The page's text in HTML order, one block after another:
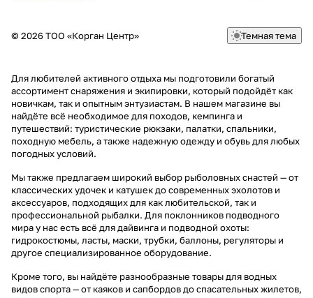
© 2026 ТОО «Корган Центр» Темная тема
Для любителей активного отдыха мы подготовили богатый
ассортимент снаряжения и экипировки, который подойдёт как
новичкам, так и опытным энтузиастам. В нашем магазине вы
найдёте всё необходимое для походов, кемпинга и
путешествий: туристические рюкзаки, палатки, спальники,
походную мебель, а также надежную одежду и обувь для любых
погодных условий.
Мы также предлагаем широкий выбор рыболовных снастей — от
классических удочек и катушек до современных эхолотов и
аксессуаров, подходящих для как любительской, так и
профессиональной рыбалки. Для поклонников подводного
мира у нас есть всё для дайвинга и подводной охоты:
гидрокостюмы, ласты, маски, трубки, баллоны, регуляторы и
другое специализированное оборудование.
Кроме того, вы найдёте разнообразные товары для водных
видов спорта — от каяков и сапбордов до спасательных жилетов,